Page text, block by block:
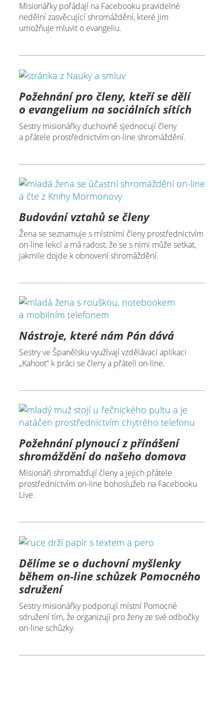
Misionářky pořádají na Facebooku pravidelné
nedělní zasvěcující shromáždění, které jim
umožňuje mluvit o evangeliu.
Požehnání pro členy, kteří se dělí
o evangelium na sociálních sítích
Sestry misionářky duchovně sjednocují členy
a přátele prostřednictvím on-line shromáždění.
Budování vztahů se členy
Žena se seznamuje s místními členy prostřednictvím
on-line lekcí a má radost, že se s nimi může setkat,
jakmile dojde k obnovení shromáždění.
Nástroje, které nám Pán dává
Sestry ve Španělsku využívají vzdělávací aplikaci
„Kahoot“ k práci se členy a přáteli on-line.
Požehnání plynoucí z přínášení
shromáždění do našeho domova
Misionáři shromažďují členy a jejich přátele
prostřednictvím on-line bohoslužeb na Facebooku
Live.
Dělíme se o duchovní myšlenky
během on-line schůzek Pomocného
sdružení
Sestry misionářky podporují místní Pomocné
sdružení tím, že organizují pro ženy ze své odbočky
on-line schůzky.